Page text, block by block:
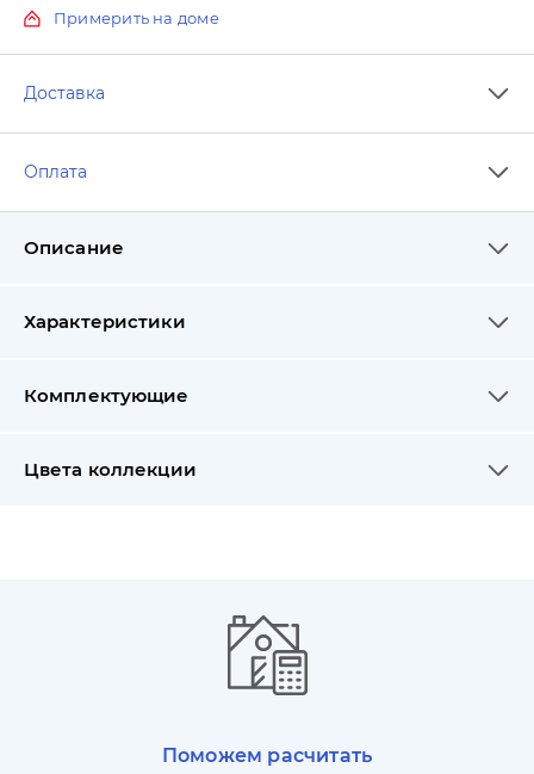
Примерить на доме
Доставка
Оплата
Описание
Характеристики
Комплектующие
Цвета коллекции
Поможем расчитать